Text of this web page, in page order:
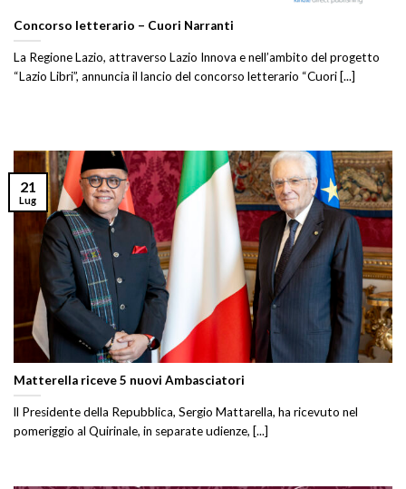
Concorso letterario – Cuori Narranti
La Regione Lazio, attraverso Lazio Innova e nell’ambito del progetto
“Lazio Libri”, annuncia il lancio del concorso letterario “Cuori [...]
Matterella riceve 5 nuovi Ambasciatori
ll Presidente della Repubblica, Sergio Mattarella, ha ricevuto nel
pomeriggio al Quirinale, in separate udienze, [...]
21
Lug